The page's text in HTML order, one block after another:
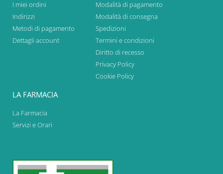
I miei ordini
Indirizzi
Metodi di pagamento
Dettagli account
Modalità di pagamento
Modalità di consegna
Spedizioni
Termini e condizioni
Diritto di recesso
Privacy Policy
Cookie Policy
LA FARMACIA
La Farmacia
Servizi e Orari